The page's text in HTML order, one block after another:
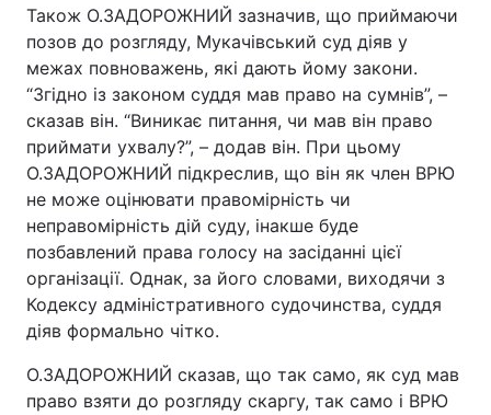
Також О.ЗАДОРОЖНИЙ зазначив, що приймаючи
позов до розгляду, Мукачівський суд діяв у
межах повноважень, які дають йому закони.
“Згідно із законом суддя мав право на сумнів”, –
сказав він. “Виникає питання, чи мав він право
приймати ухвалу?”, – додав він. При цьому
О.ЗАДОРОЖНИЙ підкреслив, що він як член ВРЮ
не може оцінювати правомірність чи
неправомірність дій суду, інакше буде
позбавлений права голосу на засіданні цієї
організації. Однак, за його словами, виходячи з
Кодексу адміністративного судочинства, суддя
діяв формально чітко.
О.ЗАДОРОЖНИЙ сказав, що так само, як суд мав
право взяти до розгляду скаргу, так само і ВРЮ